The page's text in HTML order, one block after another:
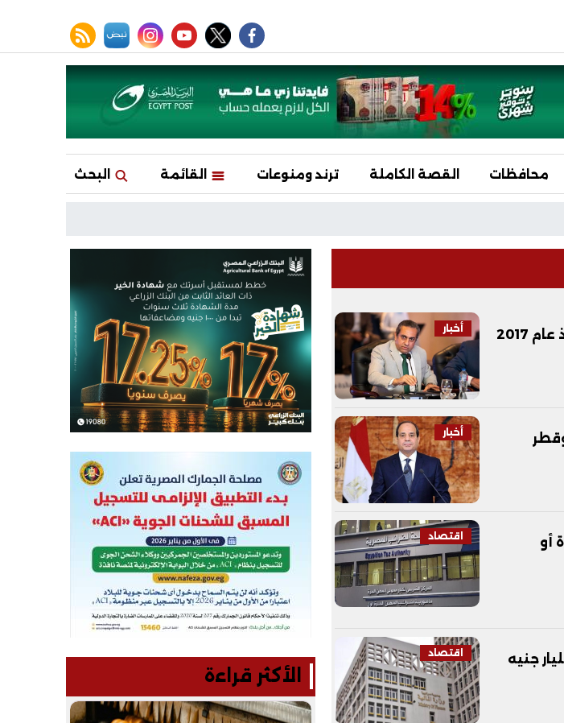
facebook
twitter
youtube
instagram
نبض rss feed
محافظات القصة الكاملة ترند ومنوعات القائمة البحث
أخبار
أخبار
اقتصاد
أو
اقتصاد
الأكثر قراءة